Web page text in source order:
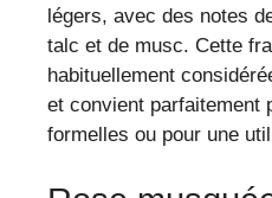
légers, avec des notes
talc et de musc. Cette
habituellement
et convient parfaitement
formelles ou pour une